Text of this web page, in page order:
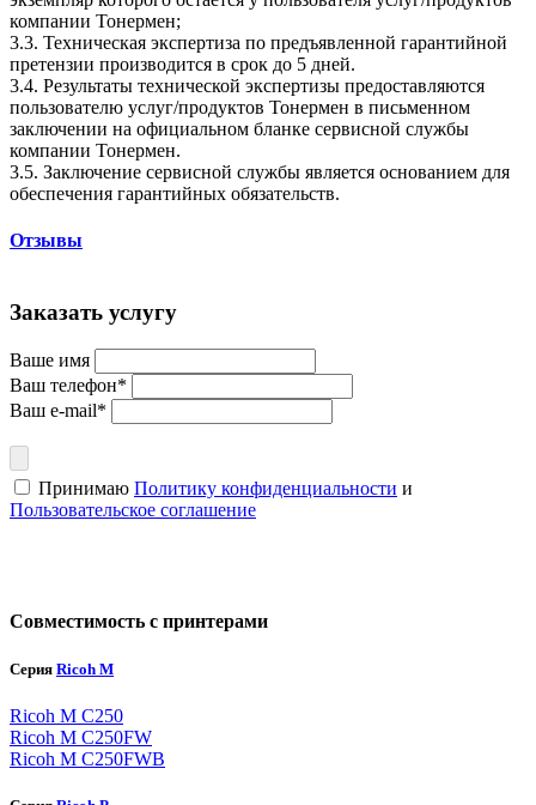
компании Тонермен;
3.3. Техническая экспертиза по предъявленной гарантийной
претензии производится в срок до 5 дней.
3.4. Результаты технической экспертизы предоставляются
пользователю услуг/продуктов Тонермен в письменном
заключении на официальном бланке сервисной службы
компании Тонермен.
3.5. Заключение сервисной службы является основанием для
обеспечения гарантийных обязательств.
Отзывы
Заказать услугу
Ваше имя
Ваш телефон*
Ваш e-mail*
Принимаю Политику конфиденциальности и
Пользовательское соглашение
Совместимость с принтерами
Серия Ricoh M
Ricoh M C250
Ricoh M C250FW
Ricoh M C250FWB